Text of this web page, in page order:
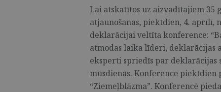
Lai atskatītos uz aizvadītajiem 35
atjaunošanas, piektdien, 4. aprīlī,
deklarācijai veltīta konference:
atmodas laika līderi, deklarācijas
eksperti spriedīs par deklarācijas
mūsdienās. Konference
“Ziemeļblāzma”. Konferencē